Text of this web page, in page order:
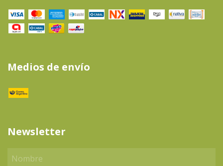
Medios de envío
Newsletter